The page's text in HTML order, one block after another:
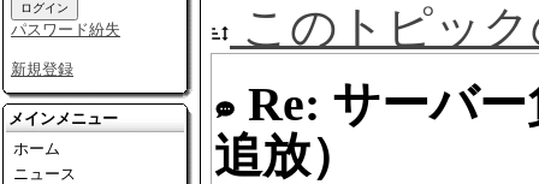
パスワード紛失
新規登録
メインメニュー
ホーム
ニュース
このトピッ
Re: サーバ
追放）